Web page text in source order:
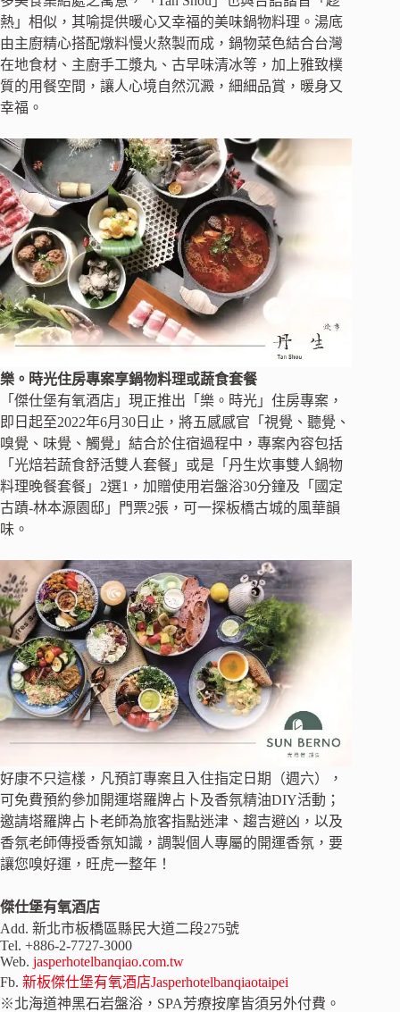
熱」相似，其喻提供暖心又幸福的美味鍋物料理。湯底
由主廚精心搭配燉料慢火熬製而成，鍋物菜色結合台灣
在地食材、主廚手工漿丸、古早味清冰等，加上雅致樸
質的用餐空間，讓人心境自然沉澱，細細品賞，暖身又
幸福。
樂。時光住房專案享鍋物料理或蔬食套餐
「傑仕堡有氧酒店」現正推出「樂。時光」住房專案，
即日起至2022年6月30日止，將五感感官「視覺、聽覺、
嗅覺、味覺、觸覺」結合於住宿過程中，專案內容包括
「光焙若蔬食舒活雙人套餐」或是「丹生炊事雙人鍋物
料理晚餐套餐」2選1，加贈使用岩盤浴30分鐘及「國定
古蹟-林本源園邸」門票2張，可一探板橋古城的風華韻
味。
好康不只這樣，凡預訂專案且入住指定日期（週六），
可免費預約參加開運塔羅牌占卜及香氛精油DIY活動；
邀請塔羅牌占卜老師為旅客指點迷津、趨吉避凶，以及
香氛老師傳授香氛知識，調製個人專屬的開運香氛，要
讓您嗅好運，旺虎一整年！
傑仕堡有氧酒店
Add. 新北市板橋區縣民大道二段275號
Tel. +886-2-7727-3000
Web. jasperhotelbanqiao.com.tw
Fb. 新板傑仕堡有氧酒店Jasperhotelbanqiaotaipei
※北海道神黑石岩盤浴，SPA芳療按摩皆須另外付費。